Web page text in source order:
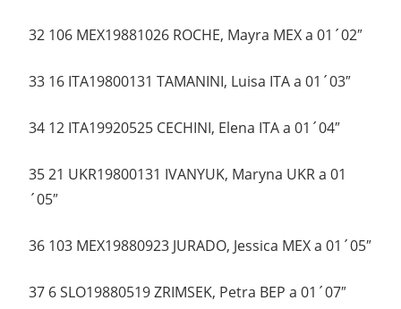
32 106 MEX19881026 ROCHE, Mayra MEX a 01´02″
33 16 ITA19800131 TAMANINI, Luisa ITA a 01´03″
34 12 ITA19920525 CECHINI, Elena ITA a 01´04″
35 21 UKR19800131 IVANYUK, Maryna UKR a 01
´05″
36 103 MEX19880923 JURADO, Jessica MEX a 01´05″
37 6 SLO19880519 ZRIMSEK, Petra BEP a 01´07″